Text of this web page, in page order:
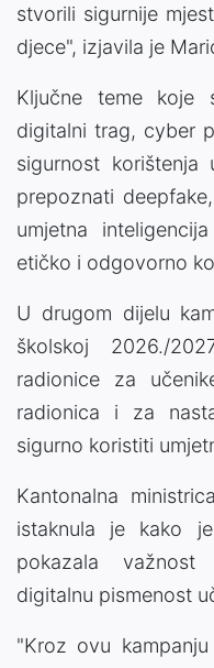
stvorili sigurnije
djece", izjavila je
Ključne teme koje
digitalni trag, cyber
sigurnost korištenja
prepoznati
umjetna
etičko i odgovorno
U drugom dijelu
školskoj 2026./
radionice za
radionica i za
sigurno koristiti
Kantonalna
istaknula je kako
pokazala važnost
digitalnu pismenost
"Kroz ovu